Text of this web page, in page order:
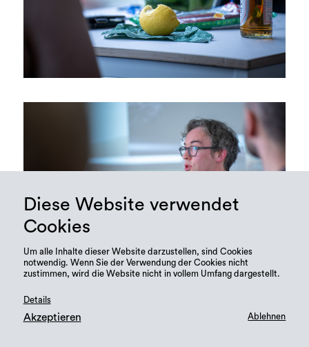
Diese Website verwendet
Cookies
Um alle Inhalte dieser Website darzustellen, sind Cookies
notwendig. Wenn Sie der Verwendung der Cookies nicht
zustimmen, wird die Website nicht in vollem Umfang dargestellt.
Details
Akzeptieren Ablehnen